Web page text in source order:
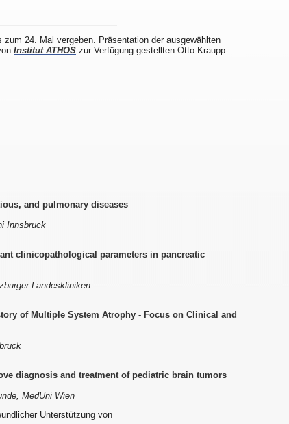
zum 24. Mal vergeben. Präsentation der ausgewählten
Institut ATHOS zur Verfügung gestellten Otto-Kraupp-
and pulmonary diseases
Innsbruck
clinicopathological parameters in pancreatic
Landeskliniken
of Multiple System Atrophy - Focus on Clinical and
diagnosis and treatment of pediatric brain tumors
MedUni Wien
Unterstützung von